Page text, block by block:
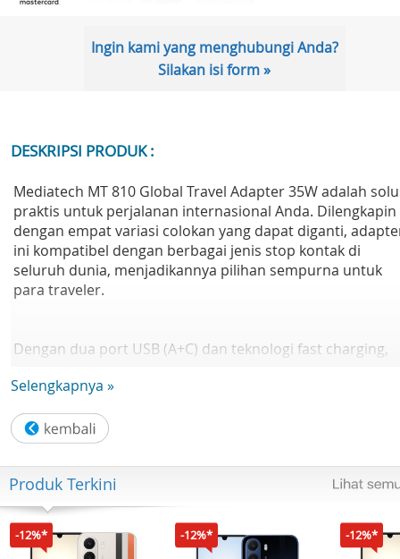
Ingin kami yang menghubungi Anda?
Silakan isi form »
DESKRIPSI PRODUK :
Mediatech MT 810 Global Travel Adapter 35W adalah
praktis untuk perjalanan internasional Anda. Dilengkapin
dengan empat variasi colokan yang dapat diganti,
ini kompatibel dengan berbagai jenis stop kontak di
seluruh dunia, menjadikannya pilihan sempurna untuk
para traveler.
Dengan dua port USB (A+C) dan teknologi fast charging,
dengan cepat dan efisien.
Desainnya yang ringkas dan ringan memudahkan Anda
membawanya ke mana saja, sementara daya 35W
memastikan pengisian daya yang optimal. Nikmati
kenyamanan dari kepraktisan dalam satu alat, ideal
kebutuhan pengisian daya di berbagai negara
Fitur Unggulan :
Selengkapnya »
Produk Terkini
-12%* -12%* -12%*